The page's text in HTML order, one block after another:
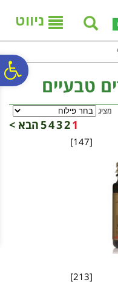
ניווט
טבעיים
מציג
1
2
3
4
5הבא >
[147]
[213]